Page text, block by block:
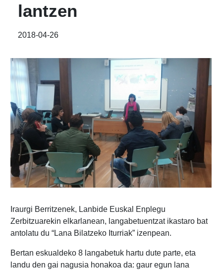
lantzen
2018-04-26
Iraurgi Berritzenek, Lanbide Euskal Enplegu
Zerbitzuarekin elkarlanean, langabetuentzat ikastaro bat
antolatu du “Lana Bilatzeko Iturriak” izenpean.
Bertan eskualdeko 8 langabetuk hartu dute parte, eta
landu den gai nagusia honakoa da: gaur egun lana